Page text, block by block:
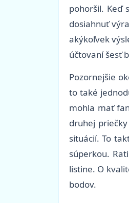
pohoršil. Keď
dosiahnuť
akýkoľvek
účtovaní šesť
Pozornejšie
to také
mohla mať
druhej
situácií. To
súperkou.
listine. O
bodov.